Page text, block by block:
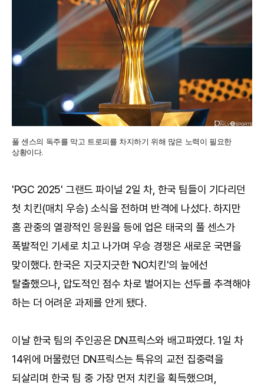
풀 센스의 독주를 막고 트로피를 차지하기 위해 많은 노력이 필요한
상황이다.
'PGC 2025' 그랜드 파이널 2일 차, 한국 팀들이 기다리던
첫 치킨(매치 우승) 소식을 전하며 반격에 나섰다. 하지만
홈 관중의 열광적인 응원을 등에 업은 태국의 풀 센스가
폭발적인 기세로 치고 나가며 우승 경쟁은 새로운 국면을
맞이했다. 한국은 지긋지긋한 'NO치킨'의 늪에선
탈출했으나, 압도적인 점수 차로 벌어지는 선두를 추격해야
하는 더 어려운 과제를 안게 됐다.
이날 한국 팀의 주인공은 DN프릭스와 배고파였다. 1일 차
14위에 머물렀던 DN프릭스는 특유의 교전 집중력을
되살리며 한국 팀 중 가장 먼저 치킨을 획득했으며,